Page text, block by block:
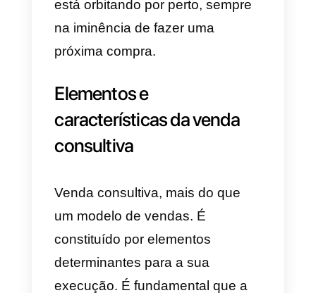
graficamente a maneira como
uma estratégia de marketing filtra
convertê-los em clientes.
Nas fases mais amplas do funil,
campanhas subsequentes para
atrair clientes. Gere tráfego na
web, crie campanhas
publicitárias, segmente seu